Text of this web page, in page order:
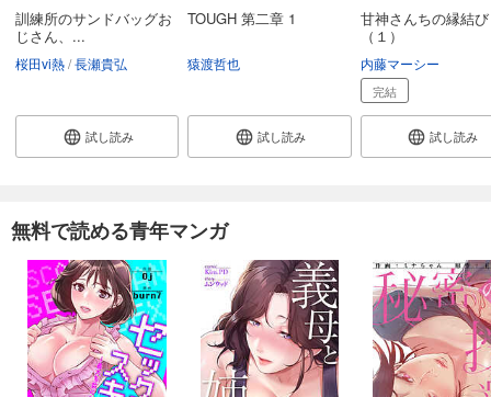
まんだら屋の良太 愛蔵版 41
完結
完結
試し読み
あらすじを表示する
まんだら屋の良太 愛蔵版 43
540円 (税込)
完結
カート
訓練所のサンドバッグお
じさん、...
桜田vi熱 長瀬貴弘
試し読み
TOUGH 第二章 1
猿渡哲也
試し読み
甘神さんちの縁結び
（１）
内藤マーシー
完結
試し読み
無料で読める青年マンガ